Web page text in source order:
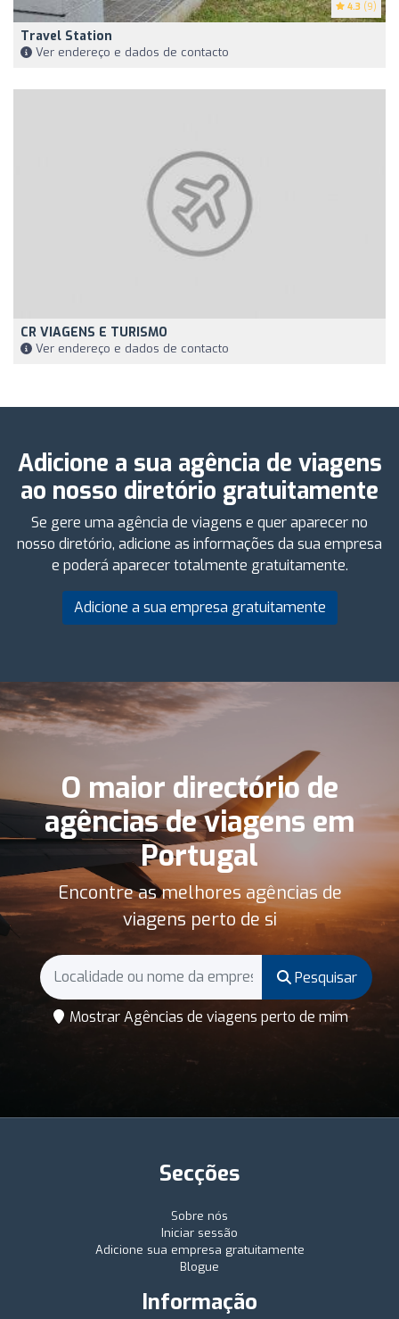
4.3 (9)
Travel Station
Ver endereço e dados de contacto
CR VIAGENS E TURISMO
Ver endereço e dados de contacto
Adicione a sua agência de viagens
ao nosso diretório gratuitamente
Se gere uma agência de viagens e quer aparecer no
nosso diretório, adicione as informações da sua empresa
e poderá aparecer totalmente gratuitamente.
Adicione a sua empresa gratuitamente
O maior directório de
agências de viagens em
Portugal
Encontre as melhores agências de
viagens perto de si
Pesquisar
Mostrar Agências de viagens perto de mim
Secções
Sobre nós
Iniciar sessão
Adicione sua empresa gratuitamente
Blogue
Informação